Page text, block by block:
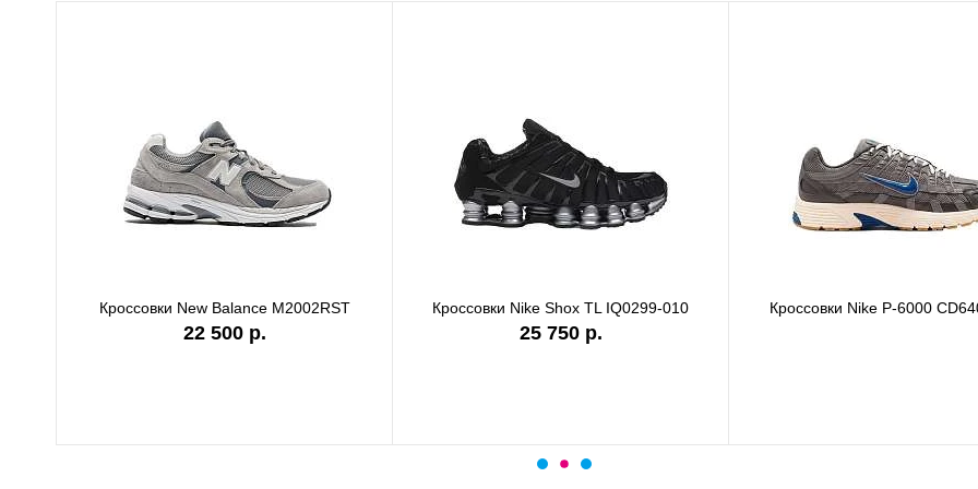
Кроссовки New Balance M2002RST
22 500 р.
Кроссовки Nike Shox TL IQ0299-010
25 750 р.
Кроссовки Nike P-6000